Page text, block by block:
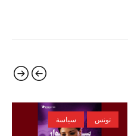
تونس سياسة